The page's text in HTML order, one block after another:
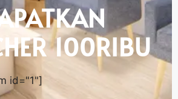
100RIBU
id="1"]